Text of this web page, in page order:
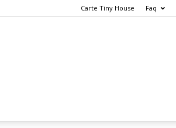
Carte Tiny House Faq